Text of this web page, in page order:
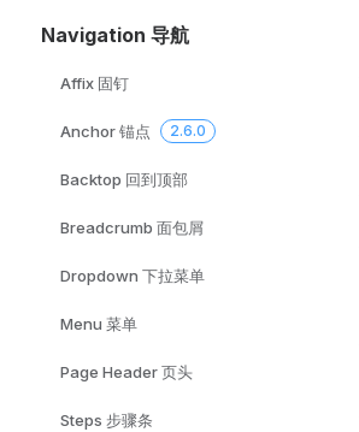
Navigation 导航
Affix 固钉
Anchor 锚点 2.6.0
Backtop 回到顶部
Breadcrumb 面包屑
Dropdown 下拉菜单
Menu 菜单
Page Header 页头
Steps 步骤条